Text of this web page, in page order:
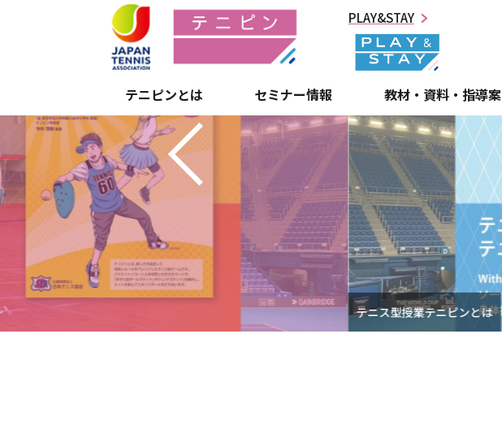
PLAY&STAY
テニピンとは セミナー情報 教材・資料・指導案
Previous
テニス型授業テニピンとは